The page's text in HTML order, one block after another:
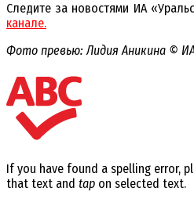
Следите за новостями ИА
канале.
Фото превью: Лидия Аникина ©
If you have found a spelling error,
that text and tap on selected text.